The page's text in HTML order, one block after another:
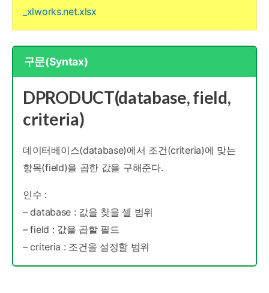
_xlworks.net.xlsx
구문(Syntax)
DPRODUCT(database, field,
criteria)
데이터베이스(database)에서 조건(criteria)에 맞는
항목(field)을 곱한 값을 구해준다.
인수 :
– database : 값을 찾을 셀 범위
– field : 값을 곱할 필드
– criteria : 조건을 설정할 범위